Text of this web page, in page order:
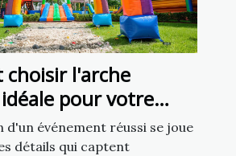
choisir l'arche
pour votre
?
d'un événement réussi se joue
détails qui captent